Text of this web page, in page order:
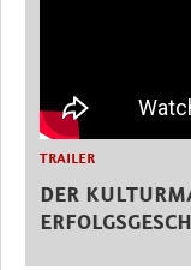
TRAILER
DER